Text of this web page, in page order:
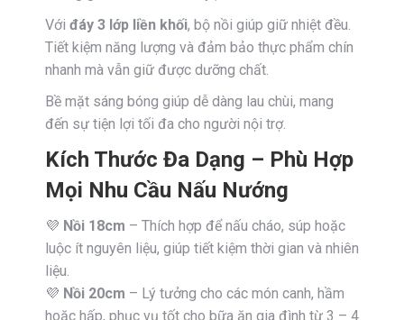
Với đáy 3 lớp liền khối, bộ nồi giúp giữ nhiệt đều.
Tiết kiệm năng lượng và đảm bảo thực phẩm chín
nhanh mà vẫn giữ được dưỡng chất.
Bề mặt sáng bóng giúp dễ dàng lau chùi, mang
đến sự tiện lợi tối đa cho người nội trợ.
Kích Thước Đa Dạng – Phù Hợp
Mọi Nhu Cầu Nấu Nướng
💜 Nồi 18cm – Thích hợp để nấu cháo, súp hoặc
luộc ít nguyên liệu, giúp tiết kiệm thời gian và nhiên
liệu.
💜 Nồi 20cm – Lý tưởng cho các món canh, hầm
hoặc hấp, phục vụ tốt cho bữa ăn gia đình từ 3 – 4